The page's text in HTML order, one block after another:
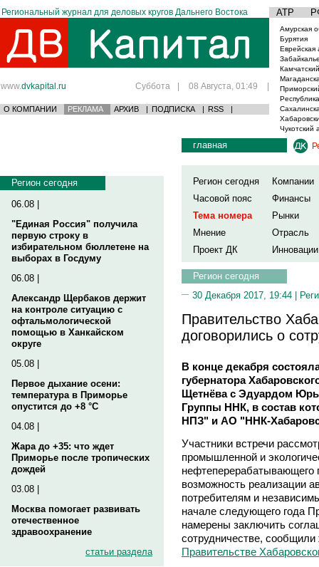
Региональный журнал для деловых кругов Дальнего Востока АТР
www.dvkapital.ru Суббота | 08 Августа, 01:49 |
О КОМПАНИИ РЕКЛАМА АРХИВ | ПОДПИСКА | RSS |
Амурская
Бурятия
Еврейская
Чукотский
Регион сегодня
06.08 |
"Единая Россия" получила
первую строку в
избирательном бюллетене на
выборах в Госдуму
06.08 |
Александр Щербаков держит
на контроле ситуацию с
офтальмологической
помощью в Ханкайском
округе
05.08 |
Первое дыхание осени:
температура в Приморье
опустится до +8 °C
04.08 |
Жара до +35: что ждет
Приморье после тропических
дождей
03.08 |
Москва помогает развивать
отечественное
здравоохранение
статьи раздела
главная
Регион сегодня
Компании
Часовой пояс
Финансы
Тема номера
Рынки
Мнение
Отрасль
Проект ДК
Инновации
Регион сегодня
30 Декабря 2017, 19:44 |
Правительство
договорились о
В конце декабря
губернатора
Щетнёва с Эдуардом
Группы ННК, в состав
НПЗ" и АО "ННК-
Участники встречи
промышленной и
нефтеперерабатывающего
возможность реализации
потребителям и
начале следующего года
намерены заключить
сотрудничестве,
Правительстве